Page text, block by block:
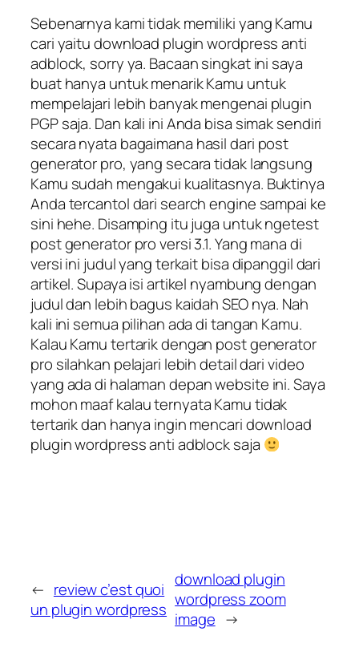
Sebenarnya kami tidak memiliki yang Kamu
cari yaitu download plugin wordpress anti
adblock, sorry ya. Bacaan singkat ini saya
buat hanya untuk menarik Kamu untuk
mempelajari lebih banyak mengenai plugin
PGP saja. Dan kali ini Anda bisa simak sendiri
secara nyata bagaimana hasil dari post
generator pro, yang secara tidak langsung
Kamu sudah mengakui kualitasnya. Buktinya
Anda tercantol dari search engine sampai ke
sini hehe. Disamping itu juga untuk ngetest
post generator pro versi 3.1. Yang mana di
versi ini judul yang terkait bisa dipanggil dari
artikel. Supaya isi artikel nyambung dengan
judul dan lebih bagus kaidah SEO nya. Nah
kali ini semua pilihan ada di tangan Kamu.
Kalau Kamu tertarik dengan post generator
pro silahkan pelajari lebih detail dari video
yang ada di halaman depan website ini. Saya
mohon maaf kalau ternyata Kamu tidak
tertarik dan hanya ingin mencari download
plugin wordpress anti adblock saja
← review c’est quoi
un plugin wordpress
download plugin
wordpress zoom
image →